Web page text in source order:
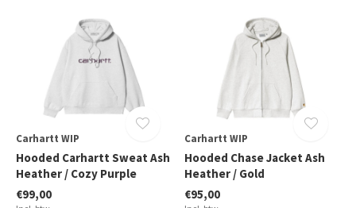
Carhartt WIP
Hooded Carhartt Sweat Ash
Heather / Cozy Purple
€99,00
Carhartt WIP
Hooded Chase Jacket Ash
Heather / Gold
€95,00